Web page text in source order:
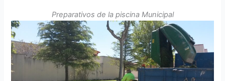
Preparativos de la piscina Municipal